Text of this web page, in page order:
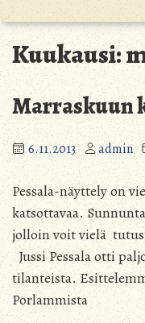
Kuukausi:
Marraskuun
6.11.2013 admin
Pessala-näyttely on
katsottavaa.
jolloin voit vielä
Jussi Pessala otti
tilanteista.
Porlammista